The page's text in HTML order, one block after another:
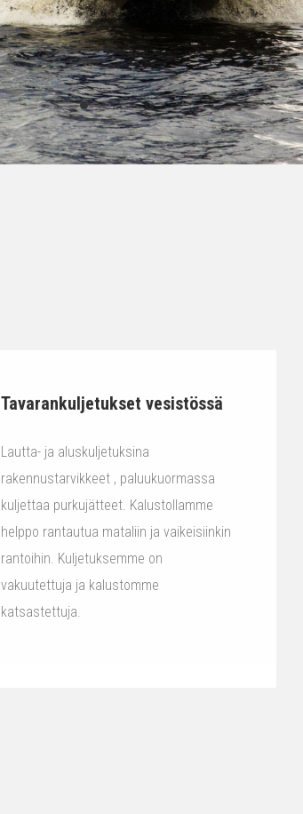
Tavarankuljetukset vesistössä
Lautta- ja aluskuljetuksina
rakennustarvikkeet , paluukuormassa
kuljettaa purkujätteet. Kalustollamme
helppo rantautua mataliin ja vaikeisiinkin
rantoihin. Kuljetuksemme on
vakuutettuja ja kalustomme
katsastettuja.